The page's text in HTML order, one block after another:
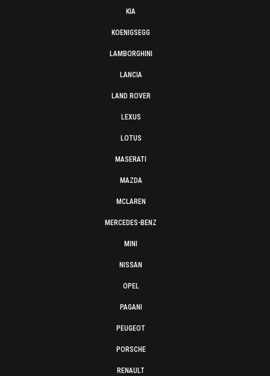
KIA
KOENIGSEGG
LAMBORGHINI
LANCIA
LAND ROVER
LEXUS
LOTUS
MASERATI
MAZDA
MCLAREN
MERCEDES-BENZ
MINI
NISSAN
OPEL
PAGANI
PEUGEOT
PORSCHE
RENAULT